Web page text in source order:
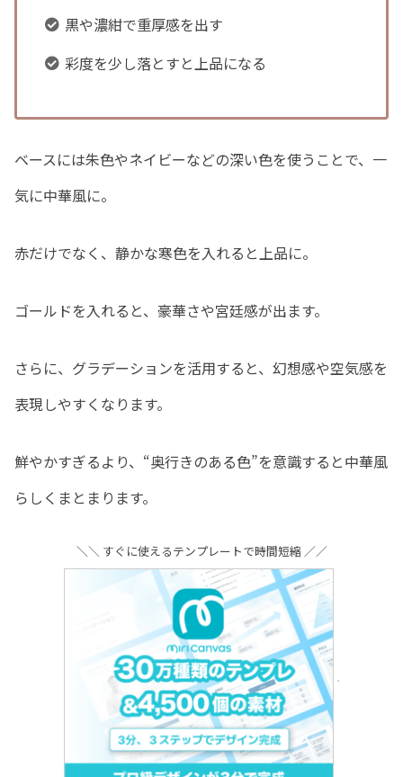
黒や濃紺で重厚感を出す
彩度を少し落とすと上品になる
ベースには朱色やネイビーなどの深い色を使うことで、一
気に中華風に。
赤だけでなく、静かな寒色を入れると上品に。
ゴールドを入れると、豪華さや宮廷感が出ます。
さらに、グラデーションを活用すると、幻想感や空気感を
表現しやすくなります。
鮮やかすぎるより、“奥行きのある色”を意識すると中華風
らしくまとまります。
＼＼ すぐに使えるテンプレートで時間短縮 ／／